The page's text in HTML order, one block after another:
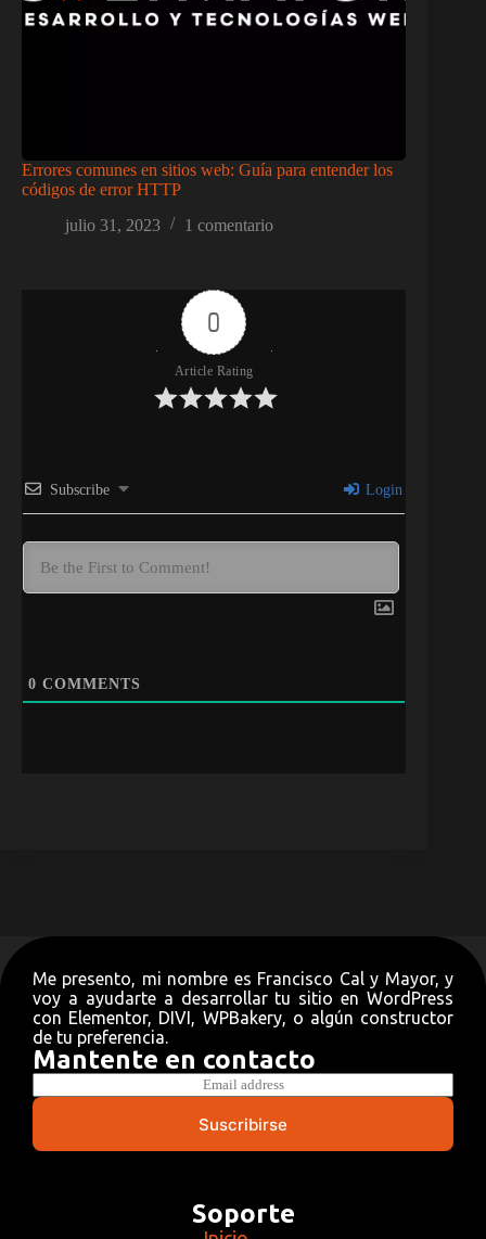
Errores comunes en sitios web: Guía para entender los
códigos de error HTTP
julio 31, 2023
1 comentario
0
Article Rating
Subscribe Login
0 COMMENTS
Me presento, mi nombre es Francisco Cal y Mayor, y
voy a ayudarte a desarrollar tu sitio en WordPress
con Elementor, DIVI, WPBakery, o algún constructor
de tu preferencia.
Mantente en contacto
m
l
Suscribirse
Soporte